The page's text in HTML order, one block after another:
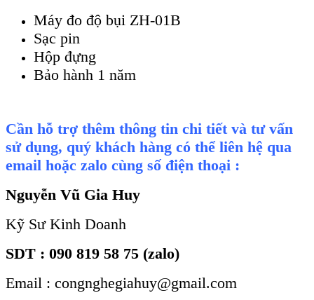
Máy đo độ bụi ZH-01B
Sạc pin
Hộp đựng
Bảo hành 1 năm
Cần hỗ trợ thêm thông tin chi tiết và tư vấn
sử dụng, quý khách hàng có thể liên hệ qua
email hoặc zalo cùng số điện thoại :
Nguyễn Vũ Gia Huy
Kỹ Sư Kinh Doanh
SDT : 090 819 58 75 (zalo)
Email : congnghegiahuy@gmail.com